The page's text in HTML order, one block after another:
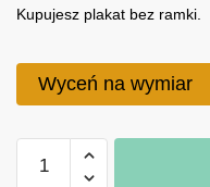
Kupujesz plakat bez ramki.
Wyceń na wymiar
Obraz